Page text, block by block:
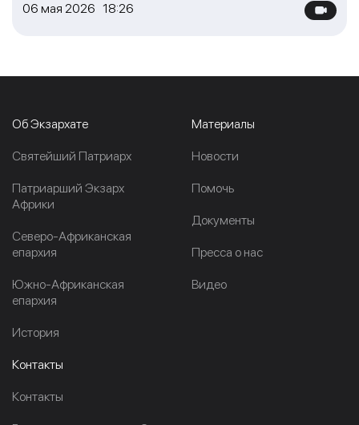
06 мая 2026 18:26
Об Экзархате
Cвятейший Патриарх
Патриарший Экзарх
Африки
Северо-Африканская
епархия
Южно-Африканская
епархия
История
Материалы
Новости
Помочь
Документы
Пресса о нас
Видео
Контакты
Контакты